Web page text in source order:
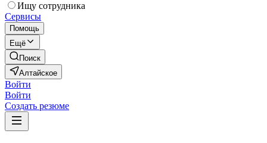
Ищу сотрудника
Сервисы
Помощь
Ещё
Поиск
Алтайское
Войти
Войти
Создать резюме